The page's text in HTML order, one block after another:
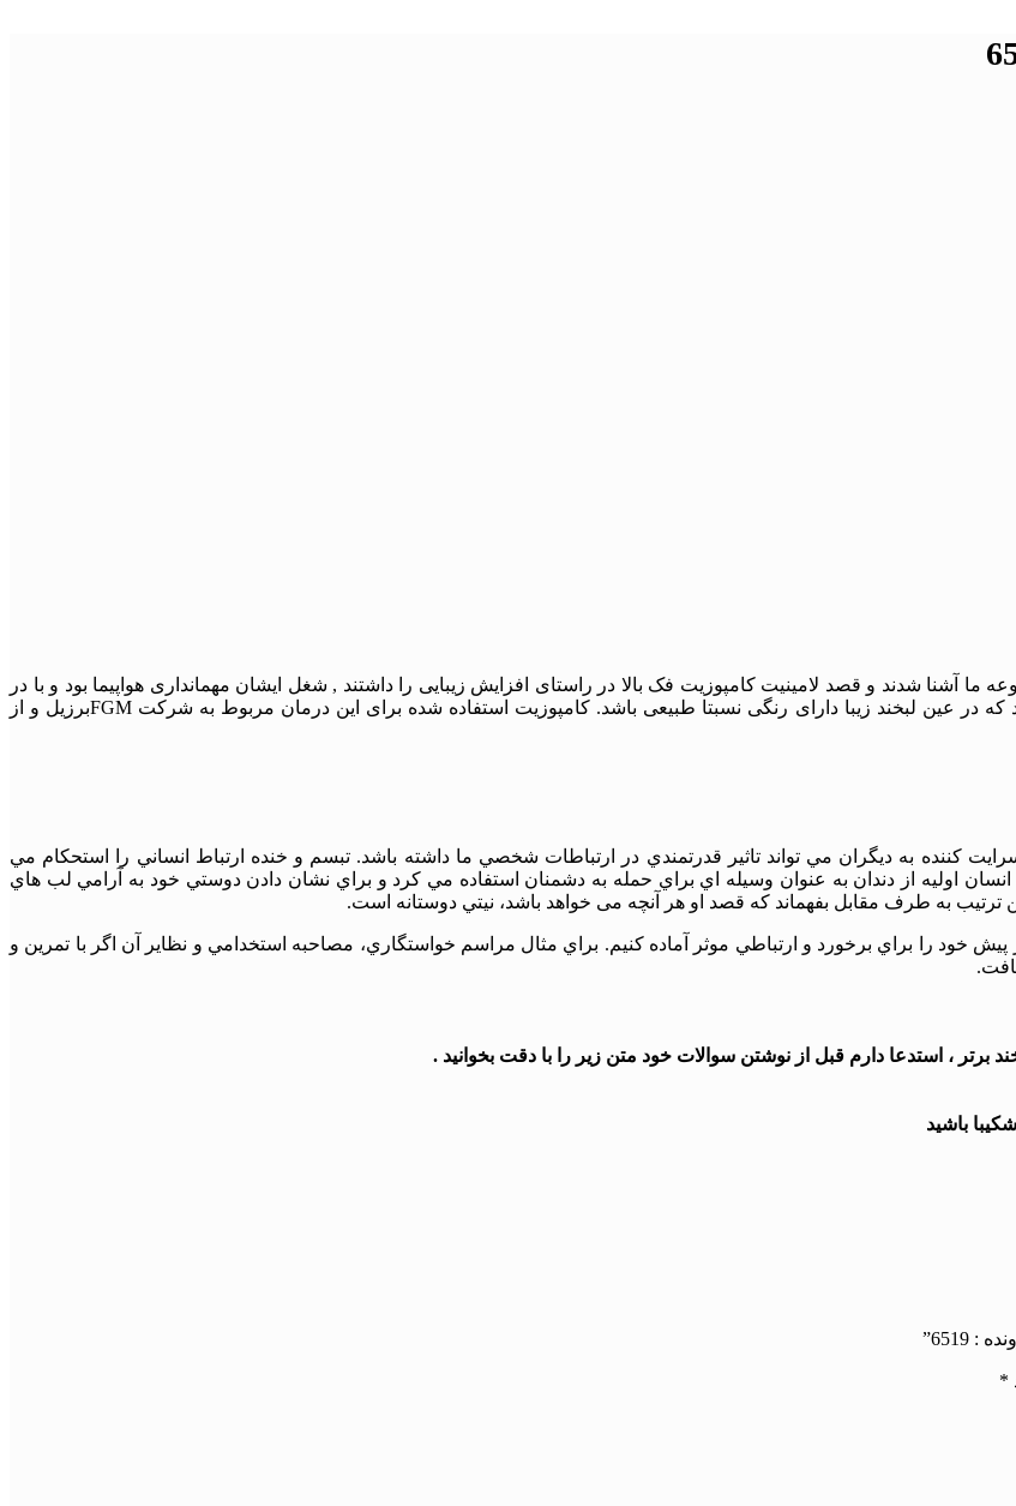
آشنا شدند و قصد لامینیت کامپوزیت فک بالا در راستای افزایش زیبایی را داشتند , شغل ایشان مهمانداری هواپیما بود و با در
نظر گرفتن شرایط شغلی درخواست استفاده از کامپوزیت های را داشتند که در عین لبخند زیبا دارای رنگی نسبتا طبیعی باشد. کامپوزیت استفاده شده برای این درمان مربوط به شرکت FGMبرزیل و از
سرايت كننده به ديگران مي تواند تاثير قدرتمندي در ارتباطات شخصي ما داشته باشد. تبسم و خنده ارتباط انساني را استحكام مي
اوليه از دندان به عنوان وسيله اي براي حمله به دشمنان استفاده مي كرد و براي نشان دادن دوستي خود به آرامي لب هاي
به طرف مقابل بفهماند كه قصد او هر آنچه می خواهد باشد، نيتي دوستانه است.
را براي برخورد و ارتباطي موثر آماده كنيم. براي مثال مراسم خواستگاري، مصاحبه استخدامي و نظاير آن اگر با تمرين و
، استدعا دارم قبل از نوشتن سوالات خود متن زیر را با دقت بخوانید .
*